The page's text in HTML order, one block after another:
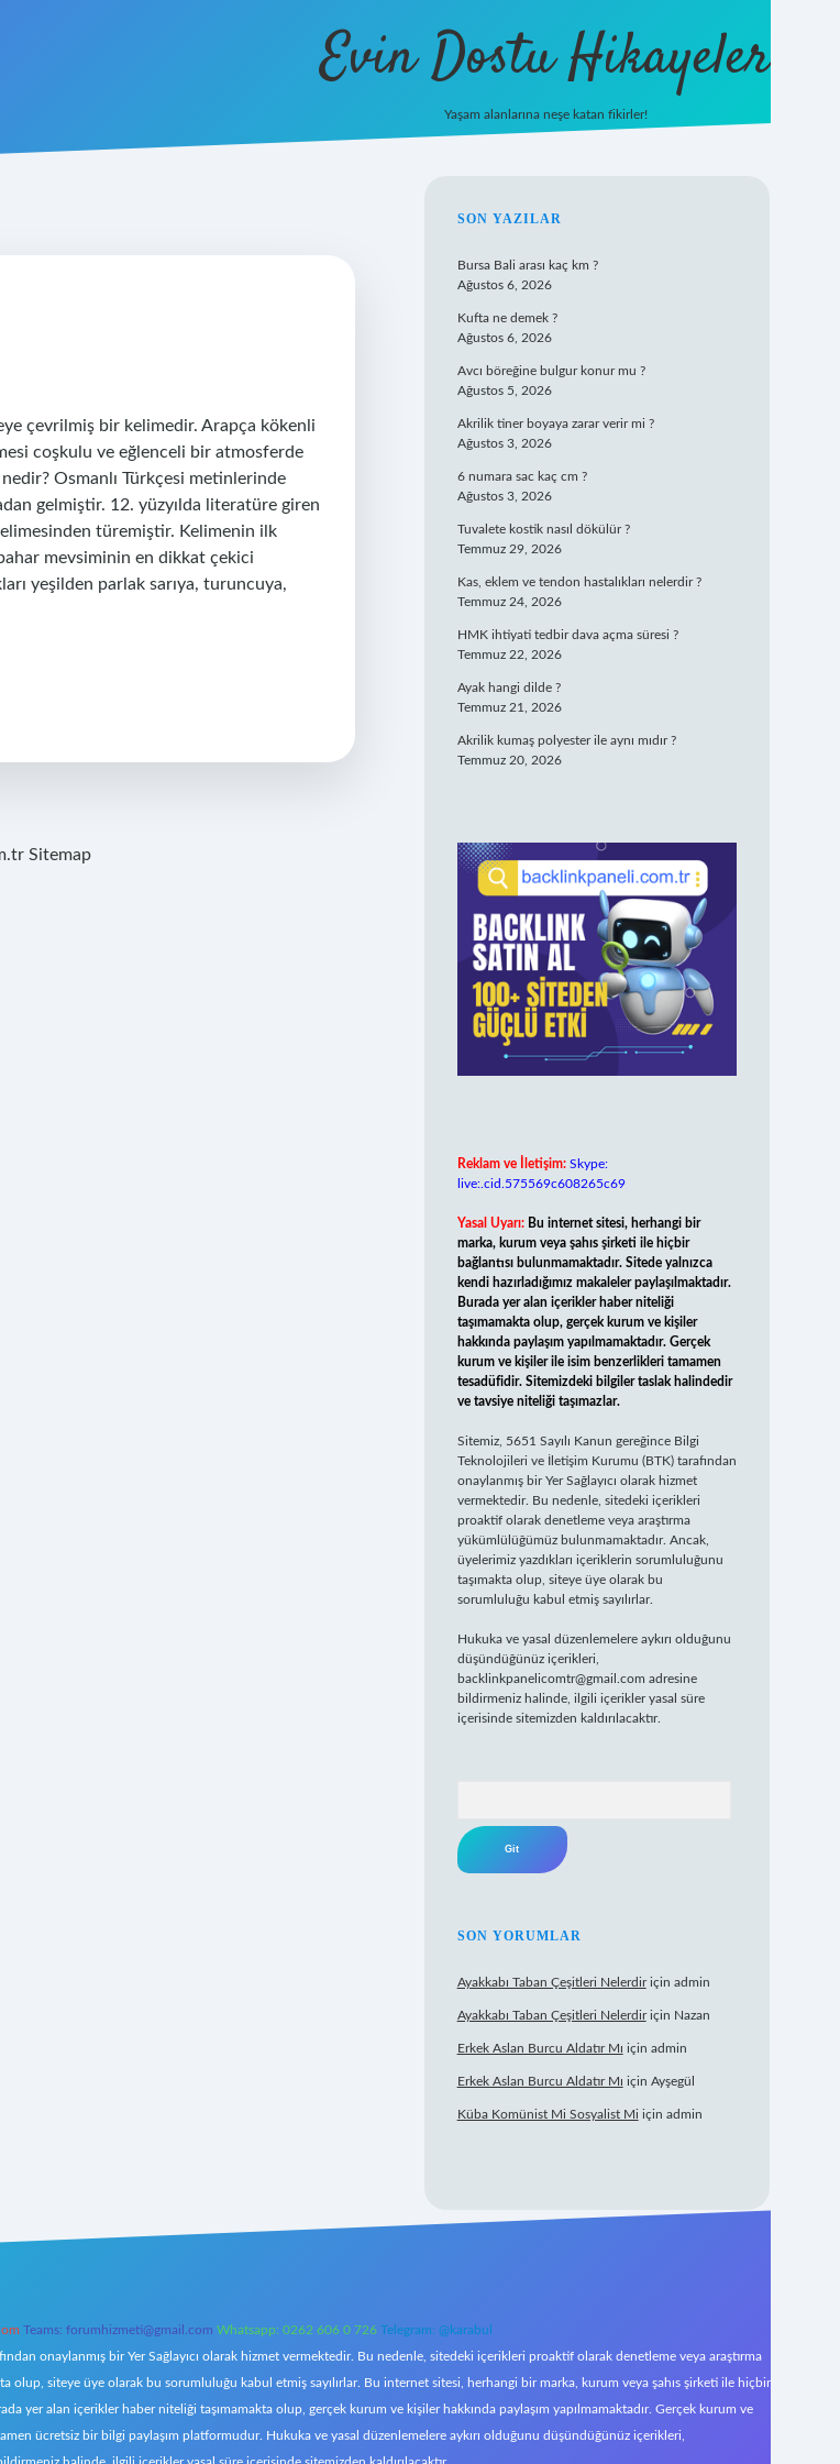
Evin Dostu Hikayeler
Yaşam alanlarına neşe katan fikirler!
çevrilmiş bir kelimedir. Arapça kökenli
Osmanlı Türkçesi metinlerinde
gelmiştir. 12. yüzyılda literatüre giren
türemiştir. Kelimenin ilk
mevsiminin en dikkat çekici
yeşilden parlak sarıya, turuncuya,
Sitemap
SIDEBAR
SON YAZILAR
Bursa Bali arası kaç km ?
Ağustos 6, 2026
Kufta ne demek ?
Ağustos 6, 2026
Avcı böreğine bulgur konur mu ?
Ağustos 5, 2026
Akrilik tiner boyaya zarar verir mi ?
Ağustos 3, 2026
6 numara sac kaç cm ?
Ağustos 3, 2026
Tuvalete kostik nasıl dökülür ?
Temmuz 29, 2026
Kas, eklem ve tendon hastalıkları nelerdir ?
Temmuz 24, 2026
HMK ihtiyati tedbir dava açma süresi ?
Temmuz 22, 2026
Ayak hangi dilde ?
Temmuz 21, 2026
Akrilik kumaş polyester ile aynı mıdır ?
Temmuz 20, 2026
Reklam ve İletişim: Skype:
live:.cid.575569c608265c69
Yasal Uyarı: Bu internet sitesi, herhangi bir
marka, kurum veya şahıs şirketi ile hiçbir
bağlantısı bulunmamaktadır. Sitede yalnızca
kendi hazırladığımız makaleler paylaşılmaktadır.
Burada yer alan içerikler haber niteliği
taşımamakta olup, gerçek kurum ve kişiler
hakkında paylaşım yapılmamaktadır. Gerçek
kurum ve kişiler ile isim benzerlikleri tamamen
tesadüfidir. Sitemizdeki bilgiler taslak halindedir
ve tavsiye niteliği taşımazlar.
Sitemiz, 5651 Sayılı Kanun gereğince Bilgi
Teknolojileri ve İletişim Kurumu (BTK) tarafından
onaylanmış bir Yer Sağlayıcı olarak hizmet
vermektedir. Bu nedenle, sitedeki içerikleri
proaktif olarak denetleme veya araştırma
yükümlülüğümüz bulunmamaktadır. Ancak,
üyelerimiz yazdıkları içeriklerin sorumluluğunu
taşımakta olup, siteye üye olarak bu
sorumluluğu kabul etmiş sayılırlar.
Hukuka ve yasal düzenlemelere aykırı olduğunu
düşündüğünüz içerikleri,
backlinkpanelicomtr@gmail.com adresine
bildirmeniz halinde, ilgili içerikler yasal süre
içerisinde sitemizden kaldırılacaktır.
SON YORUMLAR
Ayakkabı Taban Çeşitleri Nelerdiriçin admin
Ayakkabı Taban Çeşitleri Nelerdiriçin Nazan
Erkek Aslan Burcu Aldatır Mı için admin
Erkek Aslan Burcu Aldatır Mı için Ayşegül
Küba Komünist Mi Sosyalist Mi için admin
Teams: forumhizmeti@gmail.com Whatsapp: 0262 606 0 726 Telegram: @karabul
onaylanmış bir Yer Sağlayıcı olarak hizmet vermektedir. Bu nedenle, sitedeki içerikleri proaktif olarak denetleme veya araştırma
siteye üye olarak bu sorumluluğu kabul etmiş sayılırlar. Bu internet sitesi, herhangi bir marka, kurum veya şahıs şirketi ile hiçbir
yer alan içerikler haber niteliği taşımamakta olup, gerçek kurum ve kişiler hakkında paylaşım yapılmamaktadır. Gerçek kurum ve
ücretsiz bir bilgi paylaşım platformudur. Hukuka ve yasal düzenlemelere aykırı olduğunu düşündüğünüz içerikleri,